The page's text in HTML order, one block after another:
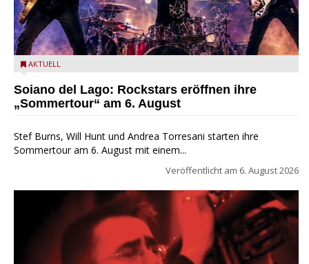
Stef Burns, Will Hunt und Andrea Torresani im Summer Rock
AKTUELL
Soiano del Lago: Rockstars eröffnen ihre
„Sommertour“ am 6. August
Stef Burns, Will Hunt und Andrea Torresani starten ihre
Sommertour am 6. August mit einem...
Veröffentlicht am 6. August 2026